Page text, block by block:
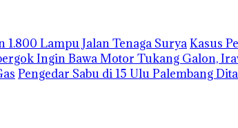
1.800 Lampu Jalan Tenaga SuryaKasus
Ingin Bawa Motor Tukang Galon,
Pengedar Sabu di 15 Ulu Palembang